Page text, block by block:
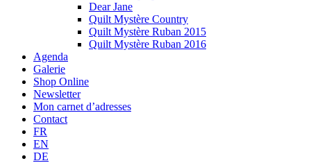
Dear Jane
Quilt Mystère Country
Quilt Mystère Ruban 2015
Quilt Mystère Ruban 2016
Agenda
Galerie
Shop Online
Newsletter
Mon carnet d’adresses
Contact
FR
EN
DE